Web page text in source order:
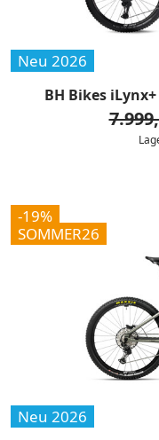
Neu 2026
BH Bikes
-19%
SOMMER26
Neu 2026